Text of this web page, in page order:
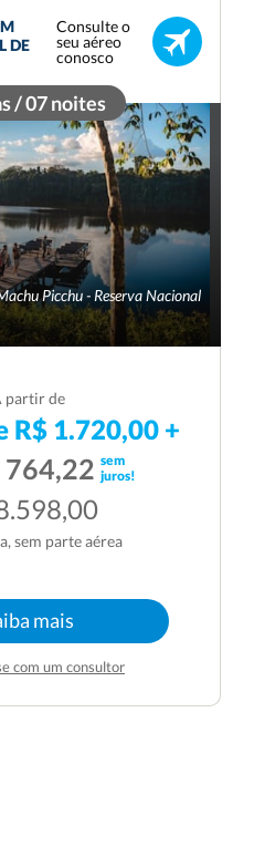
DE
Consulte o
seu aéreo
conosco
/ 07 noites
Picchu - Reserva Nacional
partir de
R$ 1.720,00 +
764,22 sem
juros!
sem parte aérea
mais
com um consultor